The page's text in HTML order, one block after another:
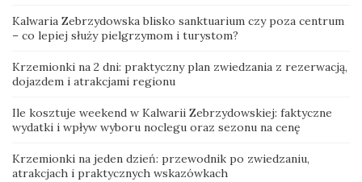
Kalwaria Zebrzydowska blisko sanktuarium czy poza centrum
– co lepiej służy pielgrzymom i turystom?
Krzemionki na 2 dni: praktyczny plan zwiedzania z rezerwacją,
dojazdem i atrakcjami regionu
Ile kosztuje weekend w Kalwarii Zebrzydowskiej: faktyczne
wydatki i wpływ wyboru noclegu oraz sezonu na cenę
Krzemionki na jeden dzień: przewodnik po zwiedzaniu,
atrakcjach i praktycznych wskazówkach